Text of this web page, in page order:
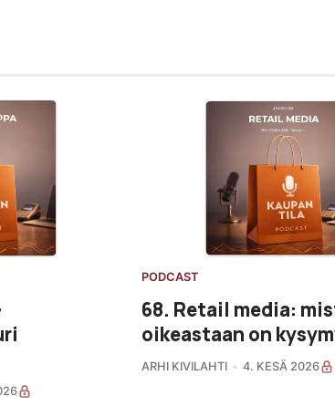
PODCAST
68. Retail media:
oikeastaan on
ARHI KIVILAHTI 4. KESÄ 2026